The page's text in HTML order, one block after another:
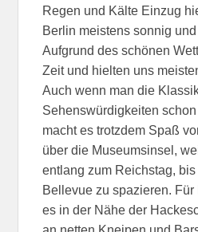
Regen und Kälte Einzug
Berlin meistens sonnig
Aufgrund des schönen
Zeit und hielten uns
Auch wenn man die
Sehenswürdigkeiten
macht es trotzdem Spaß
über die Museumsinsel,
entlang zum Reichstag,
Bellevue zu spazieren.
es in der Nähe der